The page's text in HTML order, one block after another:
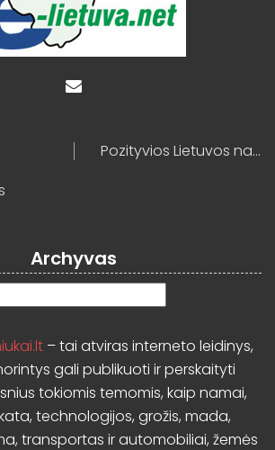
Pozityvios Lietuvos naujienos
Archyvas
– tai atviras interneto leidinys,
gali publikuoti ir perskaityti
tokiomis temomis, kaip namai,
technologijos, grožis, mada,
transportas ir automobiliai, žemės